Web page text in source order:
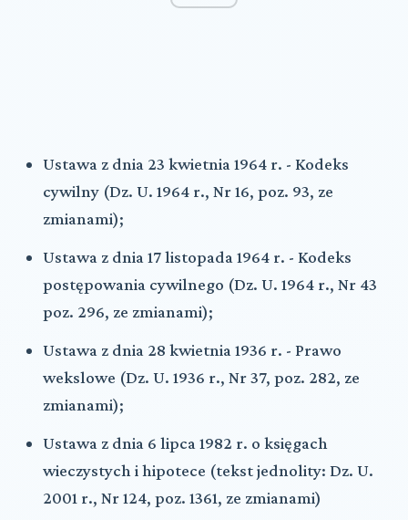
Ustawa z dnia 23 kwietnia 1964 r. - Kodeks
cywilny (Dz. U. 1964 r., Nr 16, poz. 93, ze
zmianami);
Ustawa z dnia 17 listopada 1964 r. - Kodeks
postępowania cywilnego (Dz. U. 1964 r., Nr 43
poz. 296, ze zmianami);
Ustawa z dnia 28 kwietnia 1936 r. - Prawo
wekslowe (Dz. U. 1936 r., Nr 37, poz. 282, ze
zmianami);
Ustawa z dnia 6 lipca 1982 r. o księgach
wieczystych i hipotece (tekst jednolity: Dz. U.
2001 r., Nr 124, poz. 1361, ze zmianami)